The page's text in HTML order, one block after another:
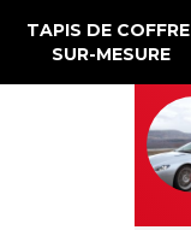
TAPIS DE COFFRE
SUR-MESURE